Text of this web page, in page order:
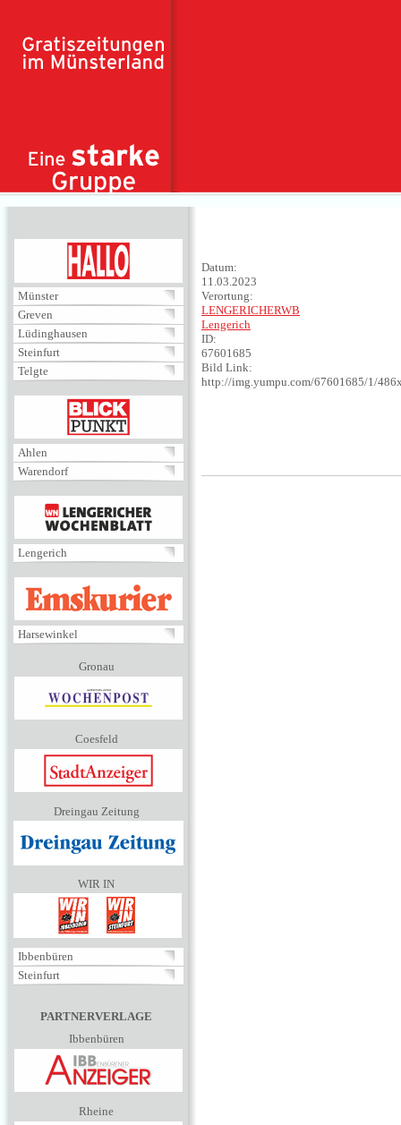
Münster
Greven
Lüdinghausen
Steinfurt
Telgte
BLICKPUNKT
Ahlen
Warendorf
MENÜ
Lengerich
EMSKURIER
Harsewinkel
Gronau
Coesfeld
Dreingau Zeitung
WIR IN
Ibbenbüren
Steinfurt
PARTNERVERLAGE
Ibbenbüren
Rheine
Datum:
11.03.2023
Verortung:
LENGERICHERWB
Lengerich
ID:
67601685
Bild Link:
http://img.yumpu.com/67601685/1/